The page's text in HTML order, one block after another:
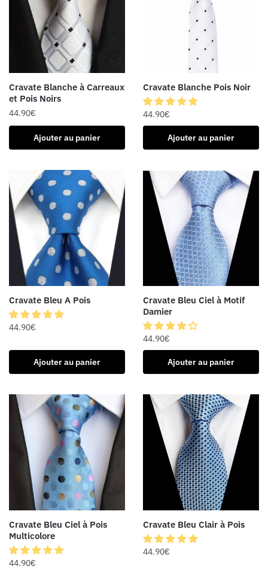
Cravate Blanche à Carreaux
et Pois Noirs
44.90€
Ajouter au panier
Cravate Blanche Pois Noir
44.90€
Ajouter au panier
Cravate Bleu A Pois
44.90€
Ajouter au panier
Cravate Bleu Ciel à Motif
Damier
44.90€
Ajouter au panier
Cravate Bleu Ciel à Pois
Multicolore
44.90€
Cravate Bleu Clair à Pois
44.90€